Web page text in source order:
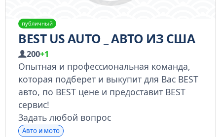
публичный
BEST US AUTO _ АВТО ИЗ США
200+1
Опытная и профессиональная команда,
которая подберет и выкупит для Вас BEST
авто, по BEST цене и предоставит BEST
сервис!
Задать любой вопрос
Авто и мото